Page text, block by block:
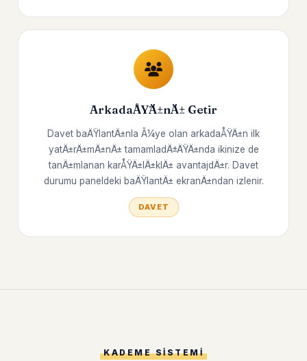
ArkadaÅŸÄ±nÄ± Getir
Davet baÄŸlantÄ±nla Ã¼ye olan arkadaÅŸÄ±n ilk
yatÄ±rÄ±mÄ±nÄ± tamamladÄ±ÄŸÄ±nda ikinize de
tanÄ±mlanan karÅŸÄ±lÄ±klÄ± avantajdÄ±r. Davet
durumu paneldeki baÄŸlantÄ± ekranÄ±ndan izlenir.
DAVET
KADEME SISTEMI